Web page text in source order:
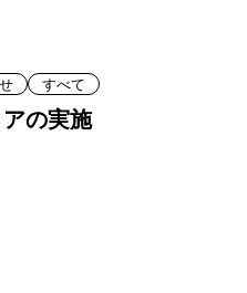
すべて
の実施